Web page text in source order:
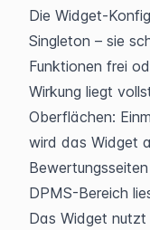
Die Widget-
Singleton – sie
Funktionen frei
Wirkung liegt
Oberflächen:
wird das Widget
DPMS-Bereich
Das Widget